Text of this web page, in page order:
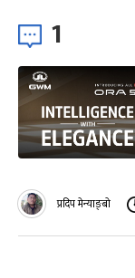
1
प्रदिप मेन्याङ्बो